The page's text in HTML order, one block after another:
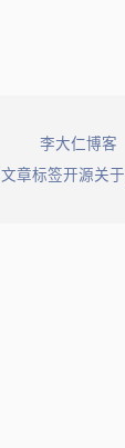
© 2026 李大仁博客. All rights reserved.
文章标签开源关于